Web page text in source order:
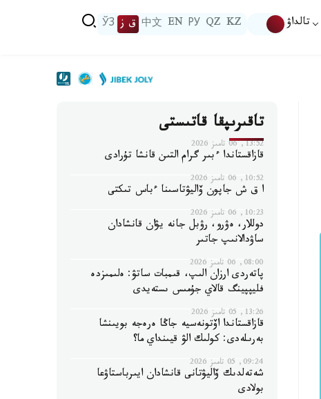
تالداۋ KZ
QZ
РУ
EN
中文 ق ز ЎЗ
تاقىرىپقا قاتىستى
13:52, 06 تامىز 2026
قازاقستاندا ءبىر گرام التىن قانشا تۇرادى
10:52, 06 تامىز 2026
ا ق ش جاپون ۆاليۋتاسىنا ءباس تىكتى
10:23, 06 تامىز 2026
دوللار، ەۋرو، رۋبل جانە يۋان قانشادان
ساۋدالانىپ جاتىر
08:00, 06 تامىز 2026
پاتەردى ارزان الىپ، قىمبات ساتۋ: ەلىمىزدە
فليپپينگ قالاي جۇمىس ىستەيدى
13:26, 05 تامىز 2026
قازاقستاندا اۆتونەسيە جاڭا ەرەجە بويىنشا
بەرىلەدى: كولىك الۋ قيىنداي ما؟
09:24, 05 تامىز 2026
شەتەلدىك ۆاليۋتانى قانشادان ايىرباستاۋعا
بولادى